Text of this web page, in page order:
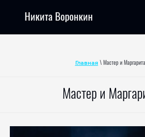
Никита Воронкин
Главная \ Мастер и Маргарита
Мастер и